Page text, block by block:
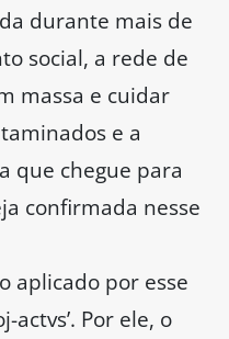
durante mais de
social, a rede de
massa e cuidar
e a
que chegue para
confirmada nesse
aplicado por esse
actvs’. Por ele, o